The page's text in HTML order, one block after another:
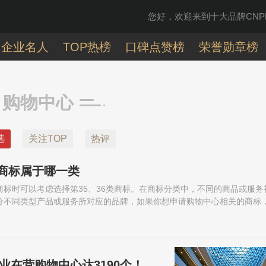
您好，欢迎来到十大品牌
企业名人 TOP热榜 口碑点赞榜 荣誉勋章榜
购物中心
关注TOP 热评
标属于哪一类
时可以考虑选择第35、36类商标。在商标分类中，不同的商品或服务
同类型产品或服务所对应的品牌，如果你想申请购物中心相关的商标